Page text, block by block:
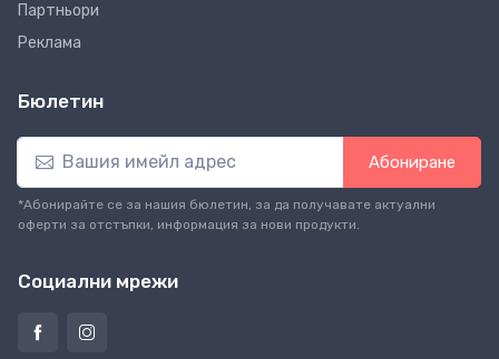
Партньори
Реклама
Бюлетин
Абониране
*Абонирайте се за нашия бюлетин, за да получавате актуални
оферти за отстъпки, информация за нови продукти.
Социални мрежи